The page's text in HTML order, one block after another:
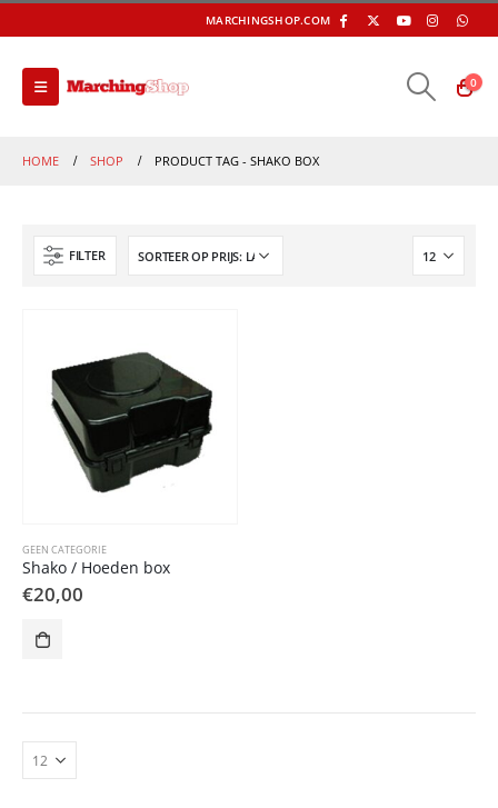
MARCHINGSHOP.COM
0
HOME SHOP PRODUCT TAG - SHAKO BOX
FILTER
GEEN CATEGORIE
Shako / Hoeden box
€20,00